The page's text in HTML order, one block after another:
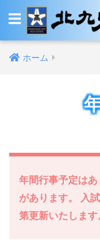
ホーム
年間行事予定は
があります。 入
第更新いたします